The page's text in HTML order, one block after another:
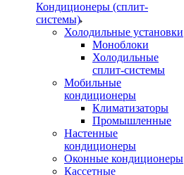
Кондиционеры (сплит-
системы)
Холодильные установки
Моноблоки
Холодильные
сплит-системы
Мобильные
кондиционеры
Климатизаторы
Промышленные
Настенные
кондиционеры
Оконные кондиционеры
Кассетные